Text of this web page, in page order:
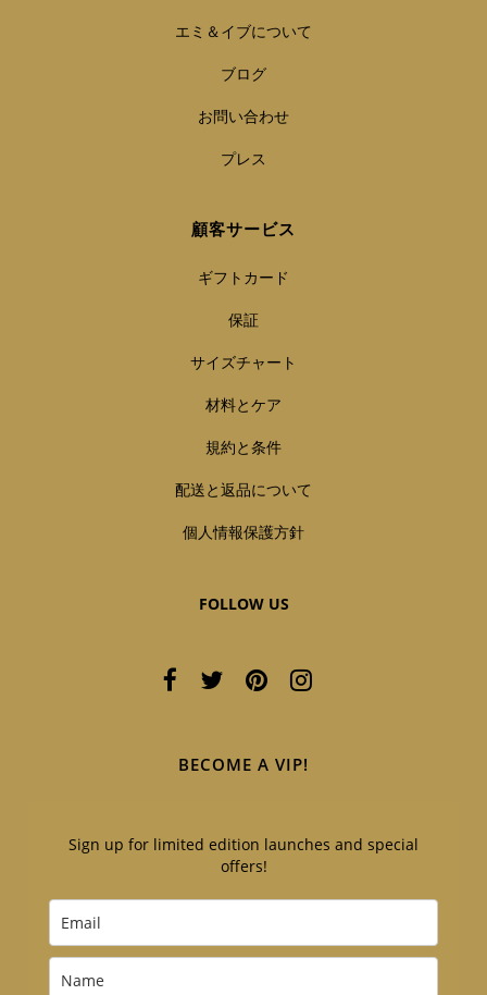
エミ＆イブについて
ブログ
お問い合わせ
プレス
顧客サービス
ギフトカード
保証
サイズチャート
材料とケア
規約と条件
配送と返品について
個人情報保護方針
FOLLOW US
BECOME A VIP!
Sign up for limited edition launches and special
offers!